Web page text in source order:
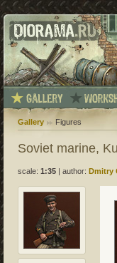
Gallery Figures
Soviet marine,
scale: 1:35 author: Dmitry